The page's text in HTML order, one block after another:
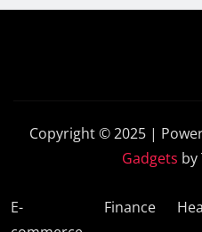
Copyright © 2025 |
Gadgets by
E-
Finance